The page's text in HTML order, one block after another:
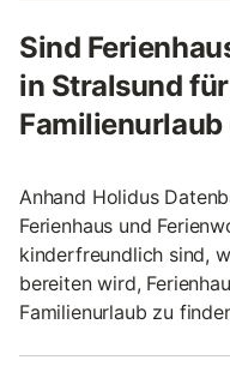
Sind
in Stralsund
Anhand Holidus
Ferienhaus und
kinderfreundlich sind,
bereiten wird,
Familienurlaub zu